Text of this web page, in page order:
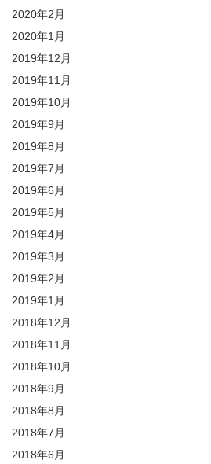
2020年2月
2020年1月
2019年12月
2019年11月
2019年10月
2019年9月
2019年8月
2019年7月
2019年6月
2019年5月
2019年4月
2019年3月
2019年2月
2019年1月
2018年12月
2018年11月
2018年10月
2018年9月
2018年8月
2018年7月
2018年6月